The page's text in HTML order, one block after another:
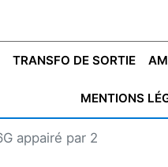
CONDENSATEUR
LCC PAS 5.08
TRANSFO DE SORTIE
DE SORTIE
PULL
AVEC TUNER
MENTIONS
appairé par 2